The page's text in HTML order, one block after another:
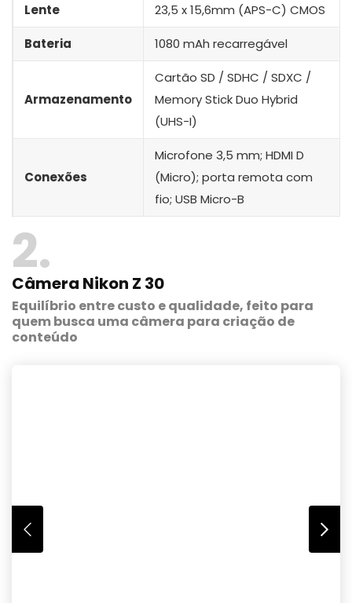
Lente 23,5 x 15,6mm (APS-C) CMOS
Bateria 1080 mAh recarregável
Armazenamento
Cartão SD / SDHC / SDXC /
Memory Stick Duo Hybrid
(UHS-I)
Conexões
Microfone 3,5 mm; HDMI D
(Micro); porta remota com
fio; USB Micro-B
2
Câmera Nikon Z 30
Equilíbrio entre custo e qualidade, feito para
quem busca uma câmera para criação de
conteúdo